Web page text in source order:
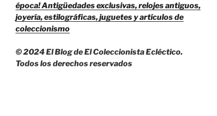
época!Antigüedades exclusivas, relojes antiguos,
joyería, estilográficas, juguetes y artículos de
coleccionismo
© 2024 El Blog de El Coleccionista Ecléctico.
Todos los derechos reservados